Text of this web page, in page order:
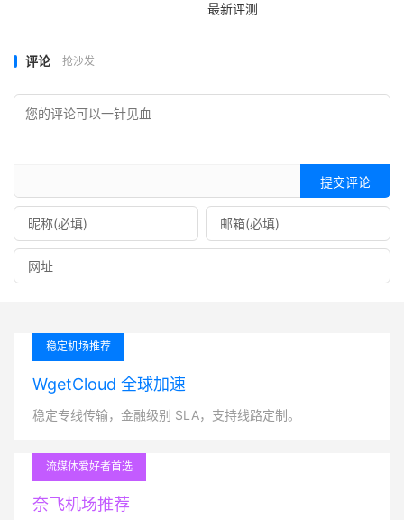
最新评测
评论 抢沙发
提交评论
稳定机场推荐
WgetCloud 全球加速
稳定专线传输，金融级别 SLA，支持线路定制。
流媒体爱好者首选
奈飞机场推荐